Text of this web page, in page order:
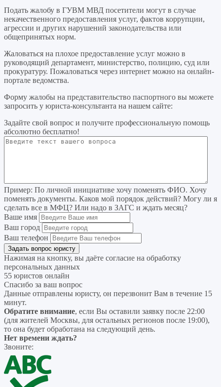
Подать жалобу в ГУВМ МВД посетители могут в случае
некачественного предоставления услуг, фактов коррупции,
агрессии и других нарушений законодательства или
общепринятых норм.
Жаловаться на плохое предоставление услуг можно в
руководящий департамент, министерство, полицию, суд или
прокуратуру. Пожаловаться через интернет можно на онлайн-
портале ведомства.
Форму жалобы на представительство паспортного вы можете
запросить у юриста-консультанта на нашем сайте:
Задайте свой вопрос и получите профессиональную помощь
абсолютно бесплатно!
Пример: По личной инициативе хочу поменять ФИО. Хочу
поменять документы. Каков мой порядок действий? Могу ли я
сделать все в МФЦ? Или надо в ЗАГС и ждать месяц?
Ваше имя
Ваш город
Ваш телефон
Нажимая на кнопку, вы даёте согласие на обработку
персональных данных
55 юристов онлайн
Спасибо за ваш вопрос
Данные отправлены юристу, он перезвонит Вам в течение 15
минут.
Обратите внимание, если Вы оставили заявку после 22:00
(для жителей Москвы, для остальных регионов после 19:00),
то она будет обработана на следующий день.
Нет времени ждать?
Звоните: